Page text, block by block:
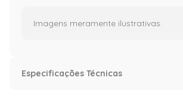
Imagens meramente ilustrativas.
Especificações Técnicas